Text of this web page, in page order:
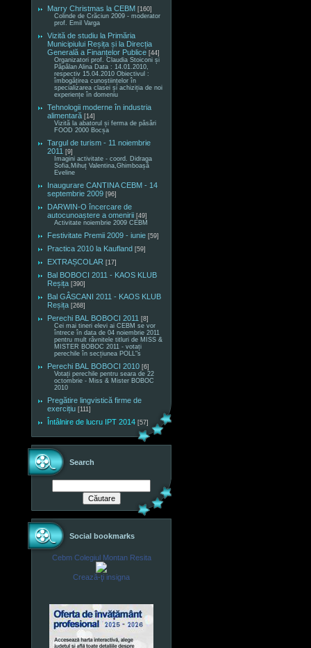
Marry Christmas la CEBM [160]
Colinde de Crăciun 2009 - moderator
prof. Emil Varga
Vizită de studiu la Primăria
Municipiului Reșița și la Direcția
Generală a Finanțelor Publice [44]
Organizatori prof. Claudia Stoiconi și
Păpălan Alina Data : 14.01.2010,
respectiv 15.04.2010 Obiectivul :
îmbogățirea cunoștiințelor în
specializarea clasei și achiziția de noi
experiențe în domeniu
Tehnologii moderne în industria
alimentară [14]
Vizită la abatorul și ferma de păsări
FOOD 2000 Bocșa
Targul de turism - 11 noiembrie
2011 [9]
Imagini activitate - coord. Didraga
Sofia,Mihuț Valentina,Ghimboașă
Eveline
Inaugurare CANTINA CEBM - 14
septembrie 2009 [96]
DARWIN-O încercare de
autocunoaștere a omenirii [49]
Activitate noiembrie 2009 CEBM
Festivitate Premii 2009 - iunie [59]
Practica 2010 la Kaufland [59]
EXTRAȘCOLAR [17]
Bal BOBOCI 2011 - KAOS KLUB
Reșița [390]
Bal GÂSCANI 2011 - KAOS KLUB
Reșița [268]
Perechi BAL BOBOCI 2011 [8]
Cei mai tineri elevi ai CEBM se vor
întrece în data de 04 noiembrie 2011
pentru mult râvnitele titluri de MISS &
MISTER BOBOC 2011 - votați
perechile în secțiunea POLL"s
Perechi BAL BOBOCI 2010 [6]
Votați perechile pentru seara de 22
octombrie - Miss & Mister BOBOC
2010
Pregătire lingvistică firme de
exercițiu [111]
Întâlnire de lucru IPT 2014 [57]
Search
Social bookmarks
Cebm Colegiul Montan Resita
Crează-ţi insigna